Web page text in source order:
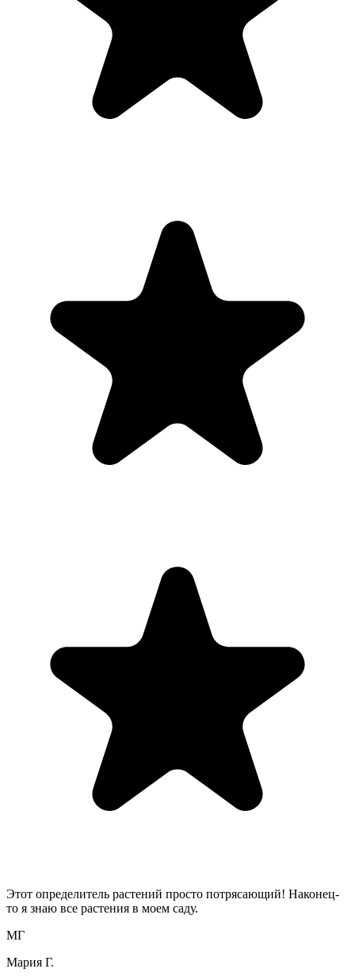
Этот определитель растений просто потрясающий! Наконец-
то я знаю все растения в моем саду.
МГ
Мария Г.